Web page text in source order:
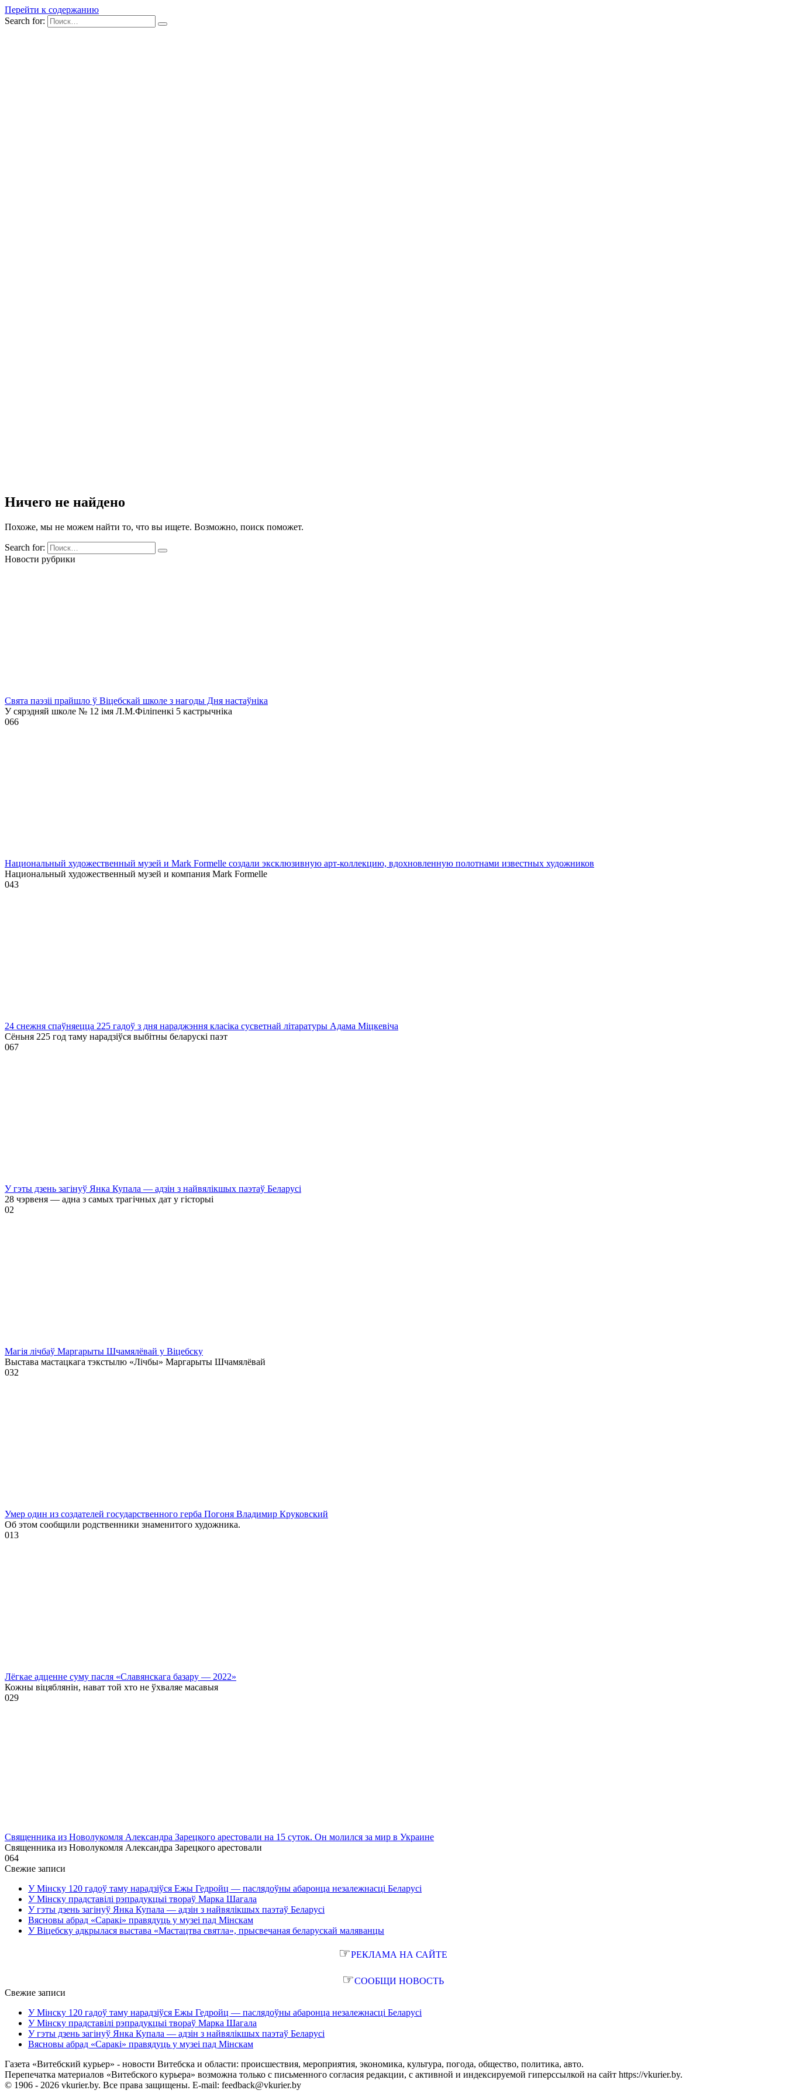
Перейти к содержанию
Search for:
Ничего не найдено
Похоже, мы не можем найти то, что вы ищете. Возможно, поиск поможет.
Search for:
Новости рубрики
Свята паэзіі прайшло ў Віцебскай школе з нагоды Дня настаўніка
У сярэдняй школе № 12 імя Л.М.Філіпенкі 5 кастрычніка
066
Национальный художественный музей и Mark Formelle создали эксклюзивную арт-коллекцию, вдохновленную полотнами известных художников
Национальный художественный музей и компания Mark Formelle
043
24 снежня спаўняецца 225 гадоў з дня нараджэння класіка сусветнай літаратуры Адама Міцкевіча
Сёньня 225 год таму нарадзіўся выбітны беларускі паэт
067
У гэты дзень загінуў Янка Купала — адзін з найвялікшых паэтаў Беларусі
28 чэрвеня — адна з самых трагічных дат у гісторыі
02
Магія лічбаў Маргарыты Шчамялёвай у Віцебску
Выстава мастацкага тэкстылю «Лічбы» Маргарыты Шчамялёвай
032
Умер один из создателей государственного герба Погоня Владимир Круковский
Об этом сообщили родственники знаменитого художника.
013
Лёгкае адценне суму пасля «Славянскага базару — 2022»
Кожны віцяблянін, нават той хто не ўхваляе масавыя
029
Священника из Новолукомля Александра Зарецкого арестовали на 15 суток. Он молился за мир в Украине
Священника из Новолукомля Александра Зарецкого арестовали
064
Свежие записи
У Мінску 120 гадоў таму нарадзіўся Ежы Гедройц — паслядоўны абаронца незалежнасці Беларусі
У Мінску прадставілі рэпрадукцыі твораў Марка Шагала
У гэты дзень загінуў Янка Купала — адзін з найвялікшых паэтаў Беларусі
Вясновы абрад «Саракі» правядуць у музеі пад Мінскам
У Віцебску адкрылася выстава «Мастацтва святла», прысвечаная беларускай маляванцы
☞РЕКЛАМА НА САЙТЕ
☞СООБЩИ НОВОСТЬ
Свежие записи
У Мінску 120 гадоў таму нарадзіўся Ежы Гедройц — паслядоўны абаронца незалежнасці Беларусі
У Мінску прадставілі рэпрадукцыі твораў Марка Шагала
У гэты дзень загінуў Янка Купала — адзін з найвялікшых паэтаў Беларусі
Вясновы абрад «Саракі» правядуць у музеі пад Мінскам
Газета «Витебский курьер» - новости Витебска и области: происшествия, мероприятия, экономика, культура, погода, общество, политика, авто.
Перепечатка материалов «Витебского курьера» возможна только с письменного согласия редакции, с активной и индексируемой гиперссылкой на сайт https://vkurier.by.
© 1906 - 2026 vkurier.by. Все права защищены. E-mail: feedback@vkurier.by